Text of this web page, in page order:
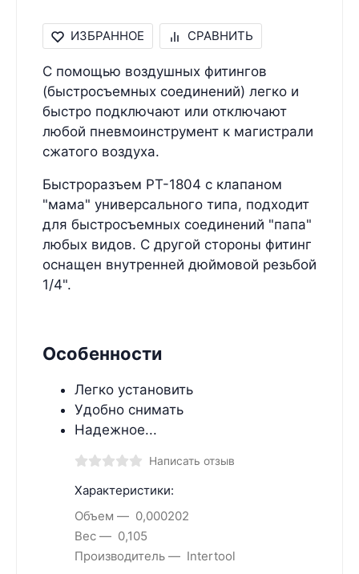
ИЗБРАННОЕ СРАВНИТЬ
С помощью воздушных фитингов
(быстросъемных соединений) легко и
быстро подключают или отключают
любой пневмоинструмент к магистрали
сжатого воздуха.
Быстроразъем PT-1804 с клапаном
"мама" универсального типа, подходит
для быстросъемных соединений "папа"
любых видов. С другой стороны фитинг
оснащен внутренней дюймовой резьбой
1/4".
Особенности
Легко установить
Удобно снимать
Надежное...
Написать отзыв
Характеристики:
Объем
0,000202
Вес
0,105
Производитель
Intertool